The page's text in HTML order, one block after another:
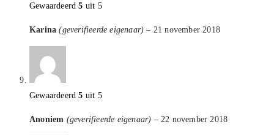
Gewaardeerd5 uit 5
Karina(geverifieerde eigenaar) – 21 november 2018
Gewaardeerd5 uit 5
Anoniem (geverifieerde eigenaar) – 22 november 2018